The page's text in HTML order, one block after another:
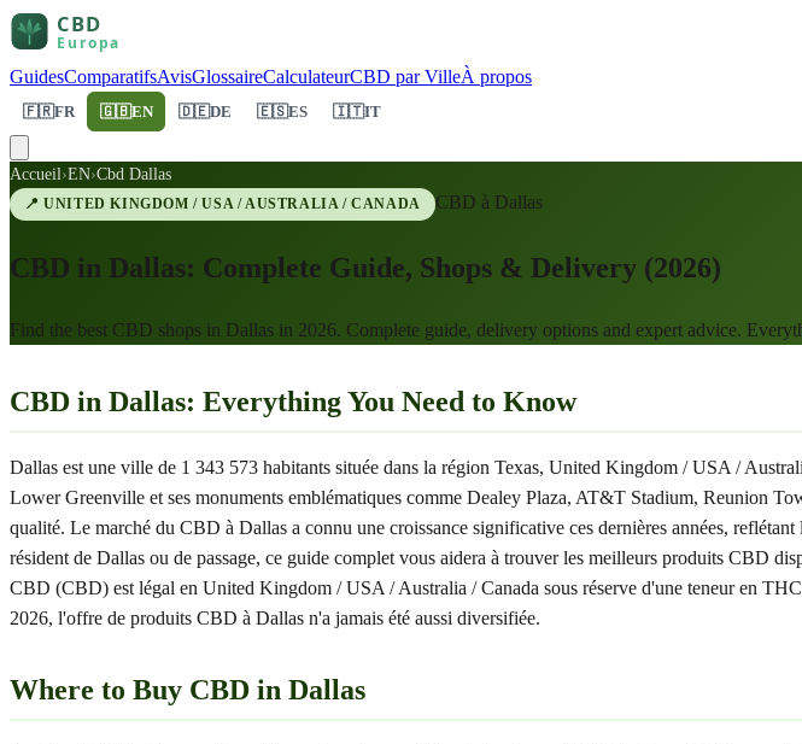
GuidesComparatifsAvisGlossaireCalculateurCBD par VilleÀ propos
🇫🇷FR 🇬🇧EN 🇩🇪DE 🇪🇸ES 🇮🇹IT
Accueil›EN›Cbd Dallas
📍UNITED KINGDOM / USA / AUSTRALIA / CANADA CBD à Dallas
CBD in Dallas: Complete Guide, Shops & Delivery (2026)
Find the best CBD shops in Dallas in 2026. Complete guide, delivery options and expert advice.
CBD in Dallas: Everything You Need to Know
Dallas est une ville de 1 343 573 habitants située dans la région Texas, United Kingdom / USA /
Lower Greenville et ses monuments emblématiques comme Dealey Plaza, AT&T Stadium, Reunion
qualité. Le marché du CBD à Dallas a connu une croissance significative ces dernières années,
résident de Dallas ou de passage, ce guide complet vous aidera à trouver les meilleurs produits CBD
CBD (CBD) est légal en United Kingdom / USA / Australia / Canada sous réserve d'une teneur en
2026, l'offre de produits CBD à Dallas n'a jamais été aussi diversifiée.
Where to Buy CBD in Dallas